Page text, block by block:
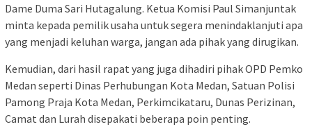
Dame Duma Sari Hutagalung. Ketua Komisi Paul Simanjuntak
minta kepada pemilik usaha untuk segera menindaklanjuti apa
yang menjadi keluhan warga, jangan ada pihak yang dirugikan.
Kemudian, dari hasil rapat yang juga dihadiri pihak OPD Pemko
Medan seperti Dinas Perhubungan Kota Medan, Satuan Polisi
Pamong Praja Kota Medan, Perkimcikataru, Dunas Perizinan,
Camat dan Lurah disepakati beberapa poin penting.